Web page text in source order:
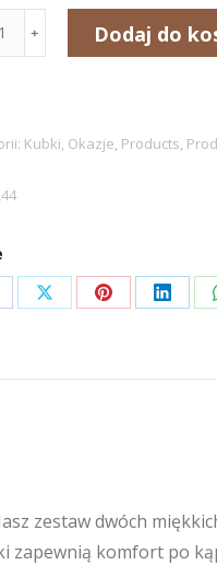
﹢ Dodaj do
Kubki, Okazje, Products,
Share
X
Share
Pinterest
Share
zestaw dwóch
zapewnią komfort po